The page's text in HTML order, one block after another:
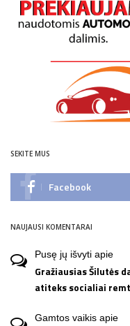
SEKITE MUS
Facebook
NAUJAUSI KOMENTARAI
Pusę jų išvyti apie
Gražiausias Šilutės
atiteks socialiai
Gamtos vaikis apie